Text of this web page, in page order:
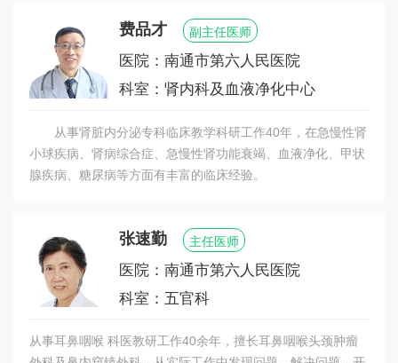
点，奋进新征程。医院将充分依托上海大学医工文
理综合资源优势，激发直属附属医院机制活力，广
泛汇聚海内外高端医学人才，推动上海大学老年医
学研究院建设，加快推进医院转型升级，建设长三
角跨区域医教研、产学研深度融合示范样本。
费品才 副主任医师
医院：南通市第六人民医院
科室：肾内科及血液净化中心
从事肾脏内分泌专科临床教学科研工作40年，在急慢性肾
小球疾病、肾病综合症、急慢性肾功能衰竭、血液净化、甲状
腺疾病、糖尿病等方面有丰富的临床经验。
张速勤 主任医师
医院：南通市第六人民医院
科室：五官科
从事耳鼻咽喉 科医教研工作40余年，擅长耳鼻咽喉头颈肿瘤